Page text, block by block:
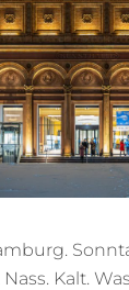
Kalt.